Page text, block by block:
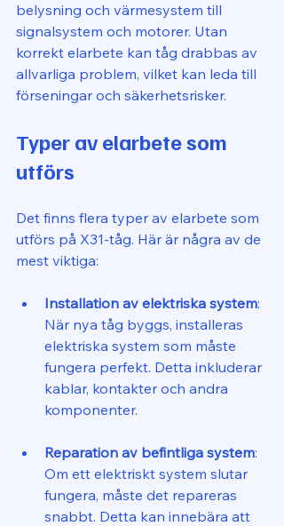
belysning och värmesystem till
signalsystem och motorer. Utan
korrekt elarbete kan tåg drabbas av
allvarliga problem, vilket kan leda till
förseningar och säkerhetsrisker.
Typer av elarbete som
utförs
Det finns flera typer av elarbete som
utförs på X31-tåg. Här är några av de
mest viktiga:
Installation av elektriska system:
När nya tåg byggs, installeras
elektriska system som måste
fungera perfekt. Detta inkluderar
kablar, kontakter och andra
komponenter.
Reparation av befintliga system:
Om ett elektriskt system slutar
fungera, måste det repareras
snabbt. Detta kan innebära att